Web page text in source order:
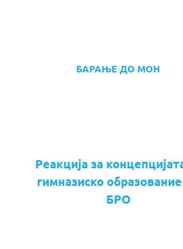
БАРАЊЕ ДО МОН
Реакција за
гимназиско
БРО